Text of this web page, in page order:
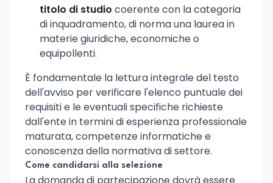
titolo di studio coerente con la categoria
di inquadramento, di norma una laurea in
materie giuridiche, economiche o
equipollenti.
È fondamentale la lettura integrale del testo
dell'avviso per verificare l'elenco puntuale dei
requisiti e le eventuali specifiche richieste
dall'ente in termini di esperienza professionale
maturata, competenze informatiche e
conoscenza della normativa di settore.
Come candidarsi alla selezione